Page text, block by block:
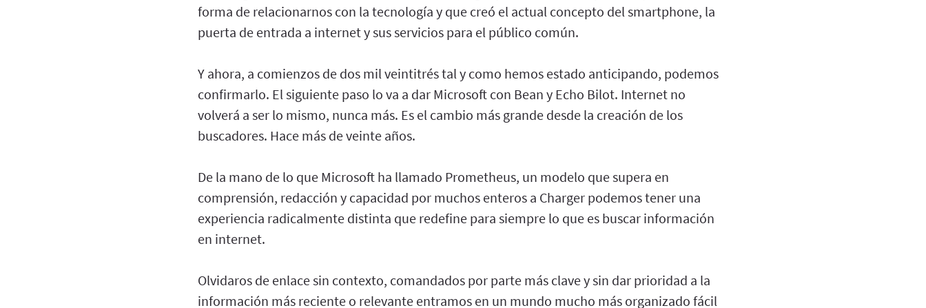
forma de relacionarnos con la tecnología y que creó el actual concepto del smartphone, la
puerta de entrada a internet y sus servicios para el público común.
Y ahora, a comienzos de dos mil veintitrés tal y como hemos estado anticipando, podemos
confirmarlo. El siguiente paso lo va a dar Microsoft con Bean y Echo Bilot. Internet no
volverá a ser lo mismo, nunca más. Es el cambio más grande desde la creación de los
buscadores. Hace más de veinte años.
De la mano de lo que Microsoft ha llamado Prometheus, un modelo que supera en
comprensión, redacción y capacidad por muchos enteros a Charger podemos tener una
experiencia radicalmente distinta que redefine para siempre lo que es buscar información
en internet.
Olvidaros de enlace sin contexto, comandados por parte más clave y sin dar prioridad a la
información más reciente o relevante entramos en un mundo mucho más organizado fácil